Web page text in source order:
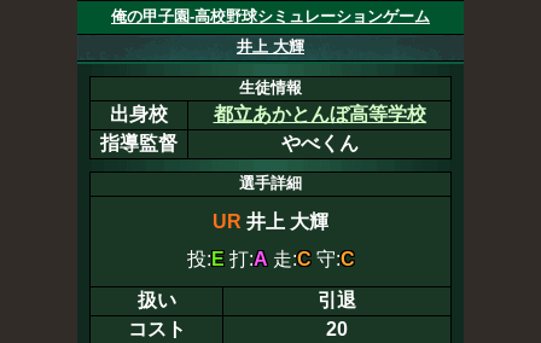
俺の甲子園-高校野球シミュレーションゲーム
井上 大輝
生徒情報
出身校
都立あかとんぼ高等学校
指導監督
やべくん
選手詳細
UR 井上 大輝
投: E打:A走:C守:C
扱い
引退
コスト
20